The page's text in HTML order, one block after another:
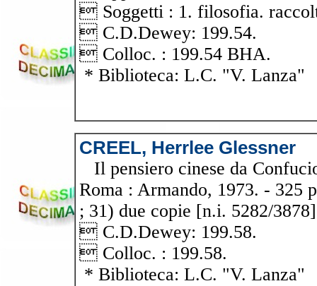
 Soggetti : 1. filosofia.
 C.D.Dewey: 199.54.
 Colloc. : 199.54 BHA.
* Biblioteca: L.C. "V. Lanza"
CREEL, Herrlee Glessner
Il pensiero cinese da
Roma : Armando, 1973. - 325
; 31) due copie [n.i. 5282/3878]
 C.D.Dewey: 199.58.
 Colloc. : 199.58.
* Biblioteca: L.C. "V. Lanza"